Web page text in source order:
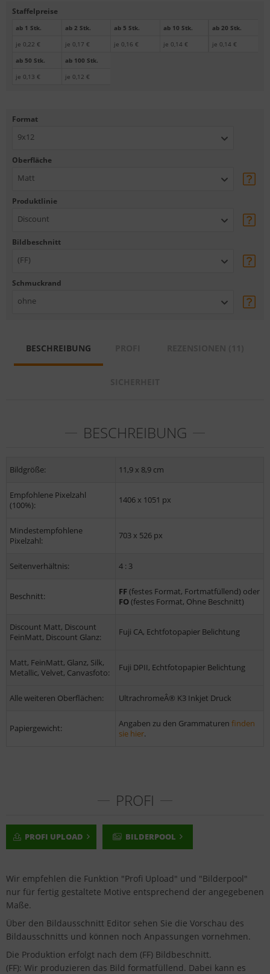
Staffelpreise
ab 1 Stk.
je 0,22 €
ab 2 Stk.
je 0,17 €
ab 5 Stk.
je 0,16 €
ab 10 Stk.
je 0,14 €
ab 20 Stk.
je 0,14 €
ab 50 Stk.
je 0,13 €
ab 100 Stk.
je 0,12 €
Format
9x12
Oberfläche
Matt
Produktlinie
Discount
Bildbeschnitt
(FF)
Schmuckrand
ohne
BESCHREIBUNG
BESCHREIBUNG
Bildgröße: 11,9 x 8,9 cm
Empfohlene Pixelzahl
(100%):
1406 x 1051 px
Mindestempfohlene
Pixelzahl:
703 x 526 px
Seitenverhältnis: 4 : 3
Beschnitt: FF(festes Format, Fortmatfüllend) oder
FO(festes Format, Ohne Beschnitt)
Discount Matt, Discount
FeinMatt, Discount Glanz:
Fuji CA, Echtfotopapier Belichtung
Matt, FeinMatt, Glanz, Silk,
Metallic, Velvet, Canvasfoto:
Fuji DPII, Echtfotopapier Belichtung
Alle weiteren Oberflächen: UltrachromeÂ® K3 Inkjet Druck
Papiergewicht: Angaben zu den Grammaturen finden
sie hier.
PROFI
PROFI UPLOAD BILDERPOOL
Wir empfehlen die Funktion "Profi Upload" und "Bilderpool"
nur für fertig gestaltete Motive entsprechend der angegebenen
Maße.
Über den Bildausschnitt Editor sehen Sie die Vorschau des
Bildausschnitts und können noch Anpassungen vornehmen.
Die Produktion erfolgt nach dem (FF) Bildbeschnitt.
(FF): Wir produzieren das Bild formatfüllend. Dabei kann es